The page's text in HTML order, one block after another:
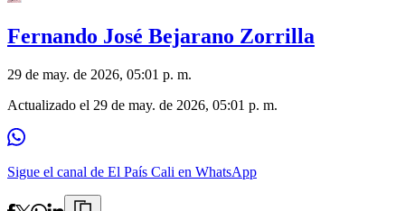
Fernando José Bejarano Zorrilla
29 de may. de 2026, 05:01 p. m.
Actualizado el 29 de may. de 2026, 05:01 p. m.
Sigue el canal de El País Cali en WhatsApp